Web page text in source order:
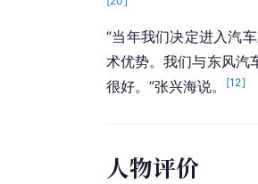
“当年我们决定进入汽
术优势。我们与东风汽
很好。”张兴海说。
[12]
人物评价